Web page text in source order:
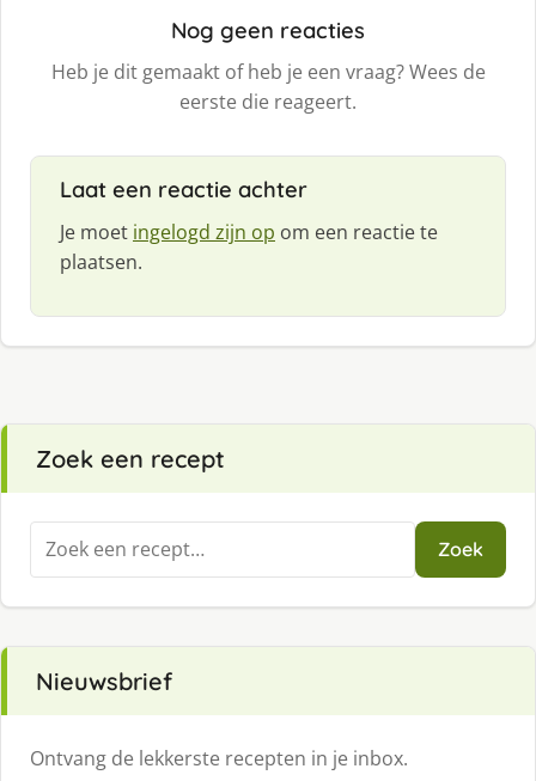
Nog geen reacties
Heb je dit gemaakt of heb je een vraag? Wees de
eerste die reageert.
Laat een reactie achter
Je moet ingelogd zijn op om een reactie te
plaatsen.
Zoek een recept
Zoeken
naar:
Zoek
Nieuwsbrief
Ontvang de lekkerste recepten in je inbox.